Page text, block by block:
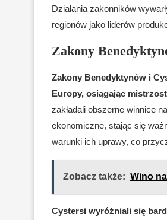
Działania zakonników
regionów jako liderów
Zakony
Zakony Benedyktynów i
Europy, osiągając
zakładali obszerne winnice
ekonomiczne, stając się
warunki ich uprawy, co
Zobacz także: Wino
Cystersi wyróżniali się